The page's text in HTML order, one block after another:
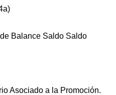
Balance Saldo Saldo
Asociado a la Promoción.